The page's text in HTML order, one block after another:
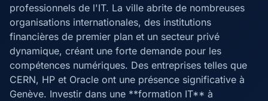
professionnels de l'IT. La ville abrite de nombreuses
organisations internationales, des institutions
financières de premier plan et un secteur privé
dynamique, créant une forte demande pour les
compétences numériques. Des entreprises telles que
CERN, HP et Oracle ont une présence significative à
Genève. Investir dans une **formation IT** à